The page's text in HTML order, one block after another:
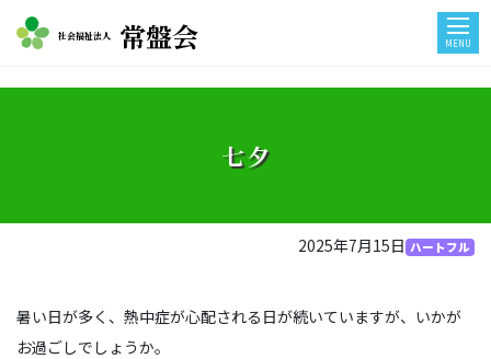
社会福祉法人 常盤会 MENU
七夕
2025年7月15日 ハートフル
暑い日が多く、熱中症が心配される日が続いていますが、いかが
お過ごしでしょうか。